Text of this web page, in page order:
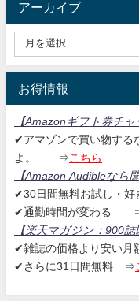
アーカイブ
お得情報
【Amazonギフト券チャ
✔アマゾンで買い物する
よ。
⇒ こちら
【Amazon Audibleなら
✔30日間無料お試し・好
✔通勤時間が変わる
【楽天マガジン： 900誌
✔雑誌の価格より安い月
✔さらに31日間無料 ⇒